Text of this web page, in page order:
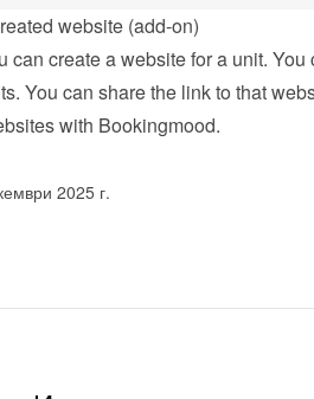
website (add-on)
can create a website for a unit. You
You can share the link to that
with Bookingmood.
2025 г.